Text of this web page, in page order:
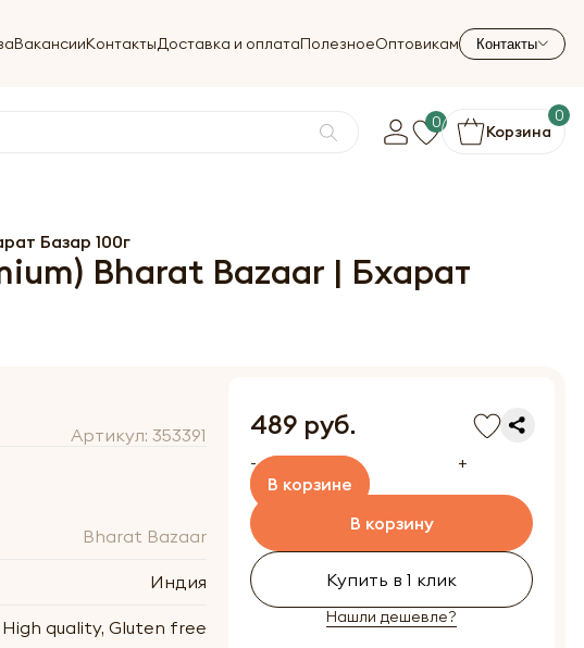
ВакансииКонтактыДоставка и оплатаПолезноеОптовикам Контакты
0 Корзина
0
Базар 100г
Bharat Bazaar | Бхарат
Артикул: 353391
Bharat Bazaar
Индия
quality, Gluten free
489 руб.
-
+
В корзине
В корзину
Купить в 1 клик
Нашли дешевле?